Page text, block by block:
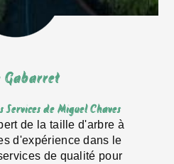
Gabarret
de Miguel Chaves
de la taille d'arbre à
d'expérience dans le
de qualité pour